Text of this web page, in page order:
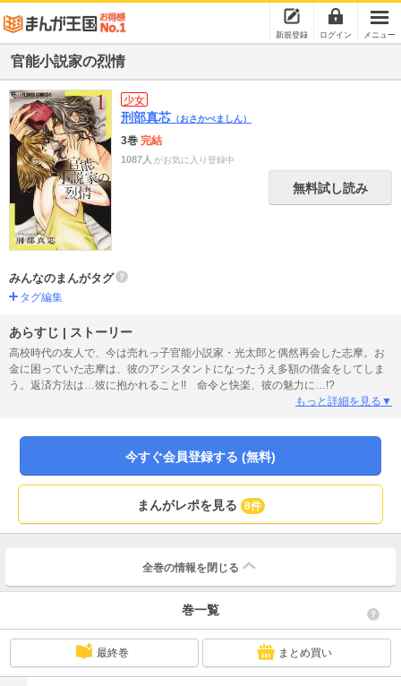
新規登録 ログイン メニュー
官能小説家の烈情
少女
刑部真芯 （おさかべましん）
3巻 完結
1087人 がお気に入り登録中
無料試し読み
みんなのまんがタグ
タグ編集
あらすじ | ストーリー
高校時代の友人で、今は売れっ子官能小説家・光太郎と偶然再会した志摩。お
金に困っていた志摩は、彼のアシスタントになったうえ多額の借金をしてしま
う。返済方法は…彼に抱かれること!! 命令と快楽、彼の魅力に…!?
もっと詳細を見る▼
今すぐ会員登録する (無料)
まんがレポを見る 8件
全巻の情報を 閉じる
巻一覧
最終巻 まとめ買い